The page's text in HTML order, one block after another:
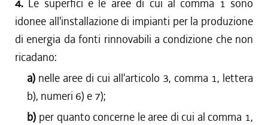
4. Le superfici e le aree di cui al comma 1 sono
idonee all'installazione di impianti per la produzione
di energia da fonti rinnovabili a condizione che non
ricadano:
a) nelle aree di cui all'articolo 3, comma 1, lettera
b), numeri 6) e 7);
b) per quanto concerne le aree di cui al comma 1,